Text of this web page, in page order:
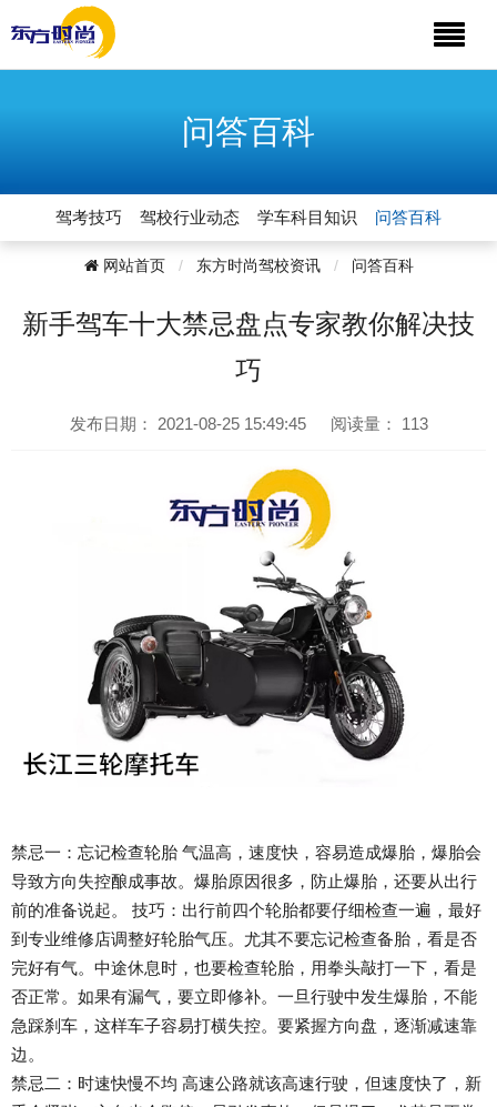
问答百科
驾考技巧 驾校行业动态 学车科目知识 问答百科
网站首页 东方时尚驾校资讯 问答百科
新手驾车十大禁忌盘点专家教你解决技
巧
发布日期： 2021-08-25 15:49:45 阅读量： 113
禁忌一：忘记检查轮胎 气温高，速度快，容易造成爆胎，爆胎会
导致方向失控酿成事故。爆胎原因很多，防止爆胎，还要从出行
前的准备说起。 技巧：出行前四个轮胎都要仔细检查一遍，最好
到专业维修店调整好轮胎气压。尤其不要忘记检查备胎，看是否
完好有气。中途休息时，也要检查轮胎，用拳头敲打一下，看是
否正常。如果有漏气，要立即修补。一旦行驶中发生爆胎，不能
急踩刹车，这样车子容易打横失控。要紧握方向盘，逐渐减速靠
边。
禁忌二：时速快慢不均 高速公路就该高速行驶，但速度快了，新